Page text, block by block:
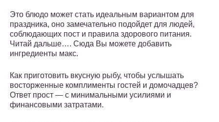
Это блюдо может стать идеальным вариантом для
праздника, оно замечательно подойдет для людей,
соблюдающих пост и правила здорового питания.
Читай дальше…. Сюда Вы можете добавить
ингредиенты макс.
Как приготовить вкусную рыбу, чтобы услышать
восторженные комплименты гостей и домочадцев?
Ответ прост — с минимальными усилиями и
финансовыми затратами.